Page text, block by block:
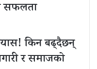
सफलता
किन बढ्दैछन्
र समाजको